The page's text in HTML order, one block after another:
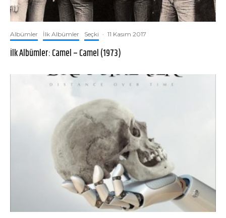
Albümler İlk Albümler Seçki · 11 Kasım 2017
İlk Albümler: Camel – Camel (1973)